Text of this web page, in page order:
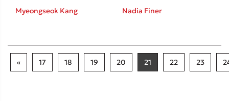
Myeongseok Kang Nadia Finer
« 17 18 19 20 21 22 23